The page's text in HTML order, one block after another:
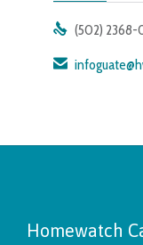
 (502)

Homewatch